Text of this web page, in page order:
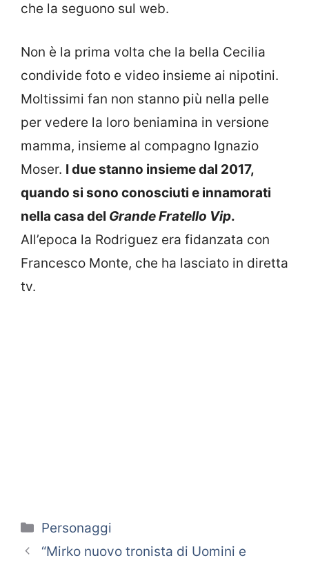
che la seguono sul web.
Non è la prima volta che la bella Cecilia
condivide foto e video insieme ai nipotini.
Moltissimi fan non stanno più nella pelle
per vedere la loro beniamina in versione
mamma, insieme al compagno Ignazio
Moser. I due stanno insieme dal 2017,
quando si sono conosciuti e innamorati
nella casa del Grande Fratello Vip.
All’epoca la Rodriguez era fidanzata con
Francesco Monte, che ha lasciato in diretta
tv.
Categorie
Personaggi
“Mirko nuovo tronista di Uomini e